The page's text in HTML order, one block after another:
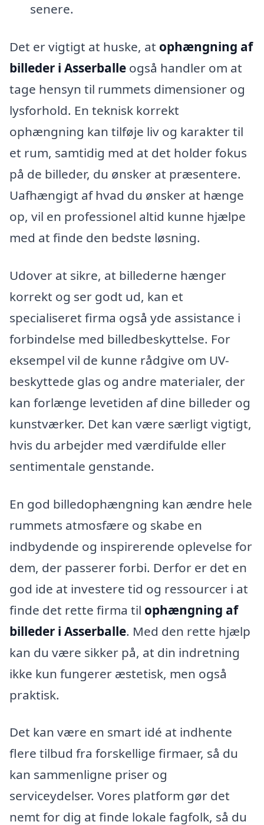
senere.
Det er vigtigt at huske, at ophængning af
billeder i Asserballe også handler om at
tage hensyn til rummets dimensioner og
lysforhold. En teknisk korrekt
ophængning kan tilføje liv og karakter til
et rum, samtidig med at det holder fokus
på de billeder, du ønsker at præsentere.
Uafhængigt af hvad du ønsker at hænge
op, vil en professionel altid kunne hjælpe
med at finde den bedste løsning.
Udover at sikre, at billederne hænger
korrekt og ser godt ud, kan et
specialiseret firma også yde assistance i
forbindelse med billedbeskyttelse. For
eksempel vil de kunne rådgive om UV-
beskyttede glas og andre materialer, der
kan forlænge levetiden af dine billeder og
kunstværker. Det kan være særligt vigtigt,
hvis du arbejder med værdifulde eller
sentimentale genstande.
En god billedophængning kan ændre hele
rummets atmosfære og skabe en
indbydende og inspirerende oplevelse for
dem, der passerer forbi. Derfor er det en
god ide at investere tid og ressourcer i at
finde det rette firma til ophængning af
billeder i Asserballe. Med den rette hjælp
kan du være sikker på, at din indretning
ikke kun fungerer æstetisk, men også
praktisk.
Det kan være en smart idé at indhente
flere tilbud fra forskellige firmaer, så du
kan sammenligne priser og
serviceydelser. Vores platform gør det
nemt for dig at finde lokale fagfolk, så du